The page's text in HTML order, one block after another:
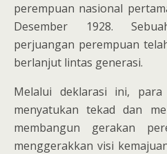
perempuan nasional
Desember 1928.
perjuangan perempuan
berlanjut lintas generasi.
Melalui deklarasi ini,
menyatukan tekad dan
membangun gerakan
menggerakkan visi